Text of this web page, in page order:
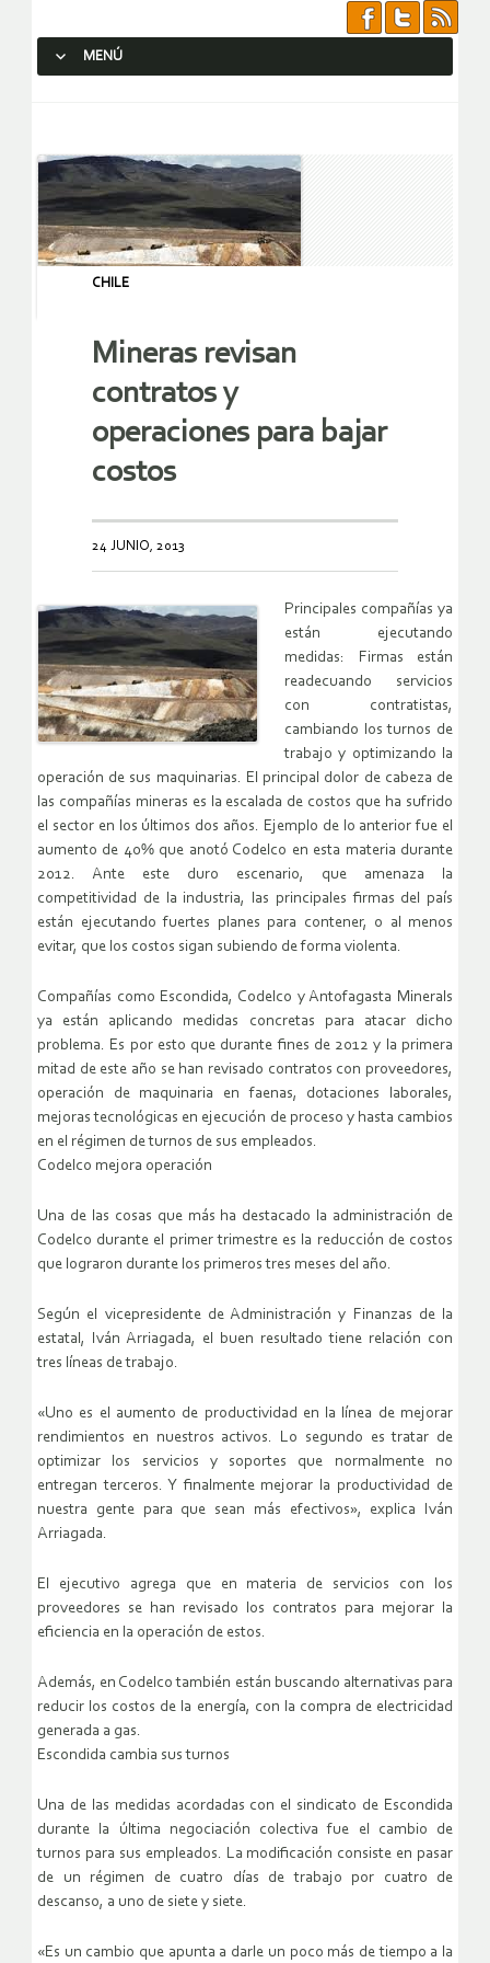
MENÚ
CHILE
Mineras revisan
contratos y
operaciones para bajar
costos
24 JUNIO, 2013
Principales compañías ya
están ejecutando
medidas: Firmas están
readecuando servicios
con contratistas,
cambiando los turnos de
trabajo y optimizando la
operación de sus maquinarias. El principal dolor de cabeza de
las compañías mineras es la escalada de costos que ha sufrido
el sector en los últimos dos años. Ejemplo de lo anterior fue el
aumento de 40% que anotó Codelco en esta materia durante
2012. Ante este duro escenario, que amenaza la
competitividad de la industria, las principales firmas del país
están ejecutando fuertes planes para contener, o al menos
evitar, que los costos sigan subiendo de forma violenta.
Compañías como Escondida, Codelco y Antofagasta Minerals
ya están aplicando medidas concretas para atacar dicho
problema. Es por esto que durante fines de 2012 y la primera
mitad de este año se han revisado contratos con proveedores,
operación de maquinaria en faenas, dotaciones laborales,
mejoras tecnológicas en ejecución de proceso y hasta cambios
en el régimen de turnos de sus empleados.
Codelco mejora operación
Una de las cosas que más ha destacado la administración de
Codelco durante el primer trimestre es la reducción de costos
que lograron durante los primeros tres meses del año.
Según el vicepresidente de Administración y Finanzas de la
estatal, Iván Arriagada, el buen resultado tiene relación con
tres líneas de trabajo.
«Uno es el aumento de productividad en la línea de mejorar
rendimientos en nuestros activos. Lo segundo es tratar de
optimizar los servicios y soportes que normalmente no
entregan terceros. Y finalmente mejorar la productividad de
nuestra gente para que sean más efectivos», explica Iván
Arriagada.
El ejecutivo agrega que en materia de servicios con los
proveedores se han revisado los contratos para mejorar la
eficiencia en la operación de estos.
Además, en Codelco también están buscando alternativas para
reducir los costos de la energía, con la compra de electricidad
generada a gas.
Escondida cambia sus turnos
Una de las medidas acordadas con el sindicato de Escondida
durante la última negociación colectiva fue el cambio de
turnos para sus empleados. La modificación consiste en pasar
de un régimen de cuatro días de trabajo por cuatro de
descanso, a uno de siete y siete.
«Es un cambio que apunta a darle un poco más de tiempo a la